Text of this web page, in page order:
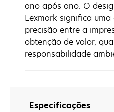
Especificações
ano após ano. O
Lexmark significa
precisão entre a
obtenção de valor,
responsabilidade